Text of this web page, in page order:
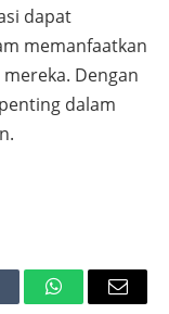
dapat
memanfaatkan
Dengan
dalam
WhatsAppEmail